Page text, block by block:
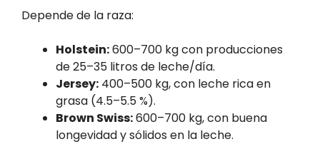
Depende de la raza:
Holstein:600–700 kg con producciones
de 25–35 litros de leche/día.
Jersey: 400–500 kg, con leche rica en
grasa (4.5–5.5 %).
Brown Swiss:600–700 kg, con buena
longevidad y sólidos en la leche.